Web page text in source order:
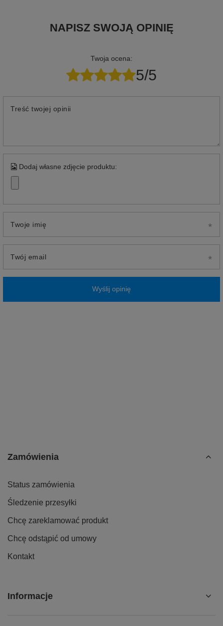
NAPISZ SWOJĄ OPINIĘ
Twoja ocena:
5/5
Treść twojej opinii
Dodaj własne zdjęcie produktu:
Twoje imię
Twój email
Wyślij opinię
Zamówienia
Status zamówienia
Śledzenie przesyłki
Chcę zareklamować produkt
Chcę odstąpić od umowy
Kontakt
Informacje